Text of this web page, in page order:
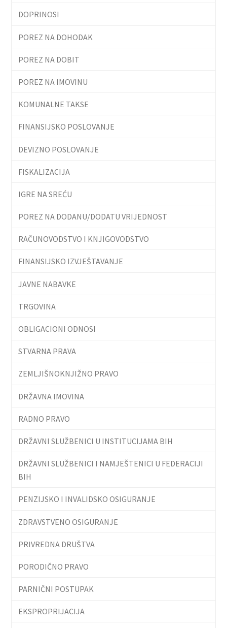
DOPRINOSI
POREZ NA DOHODAK
POREZ NA DOBIT
POREZ NA IMOVINU
KOMUNALNE TAKSE
FINANSIJSKO POSLOVANJE
DEVIZNO POSLOVANJE
FISKALIZACIJA
IGRE NA SREĆU
POREZ NA DODANU/DODATU VRIJEDNOST
RAČUNOVODSTVO I KNJIGOVODSTVO
FINANSIJSKO IZVJEŠTAVANJE
JAVNE NABAVKE
TRGOVINA
OBLIGACIONI ODNOSI
STVARNA PRAVA
ZEMLJIŠNOKNJIŽNO PRAVO
DRŽAVNA IMOVINA
RADNO PRAVO
DRŽAVNI SLUŽBENICI U INSTITUCIJAMA BIH
DRŽAVNI SLUŽBENICI I NAMJEŠTENICI U FEDERACIJI
BIH
PENZIJSKO I INVALIDSKO OSIGURANJE
ZDRAVSTVENO OSIGURANJE
PRIVREDNA DRUŠTVA
PORODIČNO PRAVO
PARNIČNI POSTUPAK
EKSPROPRIJACIJA